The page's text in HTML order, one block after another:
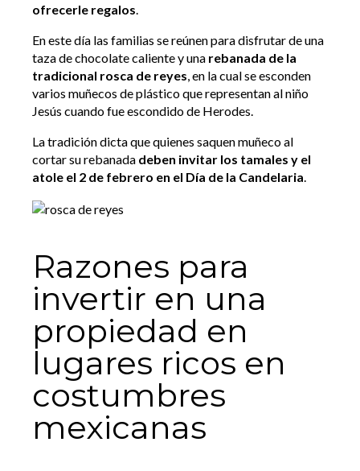
ofrecerle regalos
En este día las familias se reúnen para disfrutar de una
taza de chocolate caliente y una rebanada de la
tradicional rosca de reyes , en la cual se esconden
varios muñecos de plástico que representan al niño
Jesús cuando fue escondido de Herodes.
La tradición dicta que quienes saquen muñeco al
cortar su rebanada deben invitar los tamales y el
atole el 2 de febrero en el Día de la Candelaria
Razones para
invertir en una
propiedad en
lugares ricos en
costumbres
mexicanas